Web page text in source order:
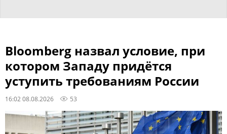
Bloomberg назвал условие, при
котором Западу придётся
уступить требованиям России
16:02 08.08.2026 53